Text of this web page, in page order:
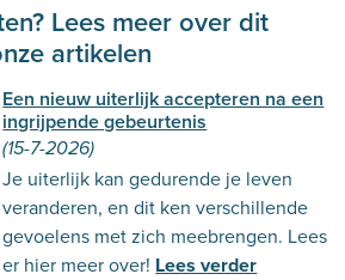
Lees meer over dit
artikelen
Een nieuw uiterlijk accepteren na een
ingrijpende gebeurtenis
(15-7-2026)
Je uiterlijk kan gedurende je leven
veranderen, en dit ken verschillende
gevoelens met zich meebrengen. Lees
er hier meer over! Lees verder